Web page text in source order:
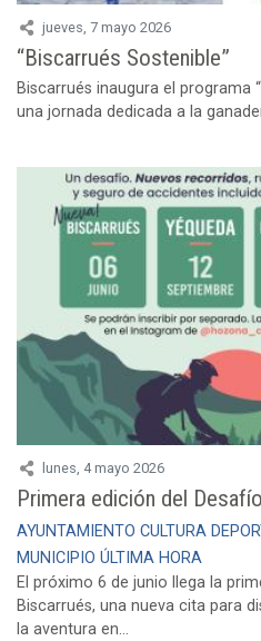
jueves, 7 mayo 2026
“Biscarrués Sostenible”
Biscarrués inaugura el programa
una jornada dedicada a la
lunes, 4 mayo 2026
Primera edición del
AYUNTAMIENTO CULTURA
MUNICIPIO ÚLTIMA HORA
El próximo 6 de junio llega la
Biscarrués, una nueva cita para
la aventura en...